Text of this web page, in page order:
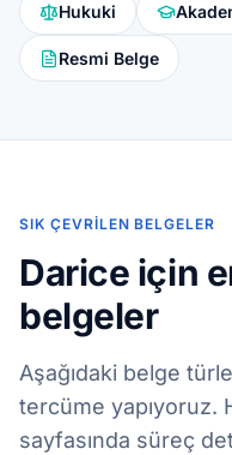
Hukuki
Resmi Belge
SIK ÇEVRILEN BELGELER
Darice için
belgeler
Aşağıdaki belge
tercüme yapıyoruz.
sayfasında süreç